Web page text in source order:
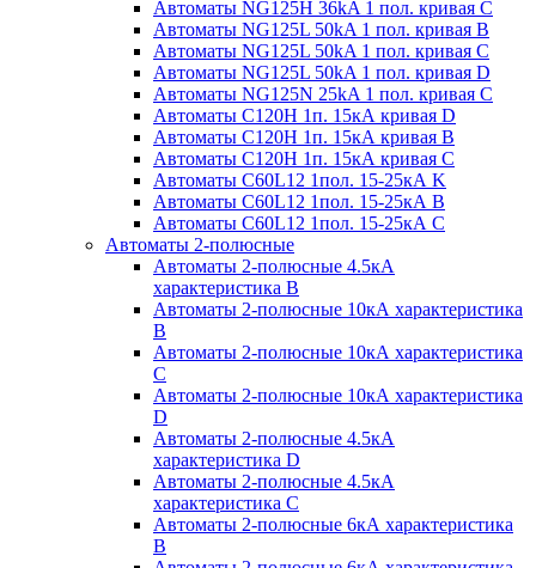
Автоматы NG125H 36kA 1 пол. кривая C
Автоматы NG125L 50kA 1 пол. кривая B
Автоматы NG125L 50kA 1 пол. кривая C
Автоматы NG125L 50kA 1 пол. кривая D
Автоматы NG125N 25kA 1 пол. кривая C
Автоматы С120H 1п. 15кА кривая D
Автоматы С120H 1п. 15кА кривая В
Автоматы С120H 1п. 15кА кривая С
Автоматы С60L12 1пол. 15-25кА K
Автоматы С60L12 1пол. 15-25кА В
Автоматы С60L12 1пол. 15-25кА С
Автоматы 2-полюсные
Автоматы 2-полюсные 4.5кА
характеристика В
Автоматы 2-полюсные 10кА характеристика
B
Автоматы 2-полюсные 10кА характеристика
C
Автоматы 2-полюсные 10кА характеристика
D
Автоматы 2-полюсные 4.5кА
характеристика D
Автоматы 2-полюсные 4.5кА
характеристика С
Автоматы 2-полюсные 6кА характеристика
B